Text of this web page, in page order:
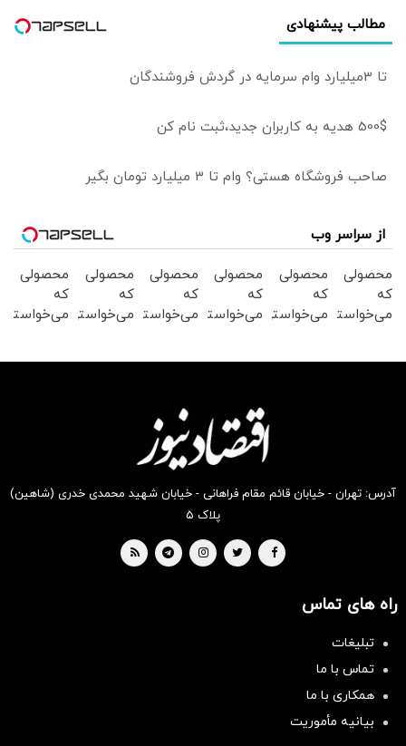
مطالب پیشنهادی
تا 3میلیارد وام سرمایه در گردش فروشندگان
500$ هدیه به کاربران جدید،ثبت نام کن
صاحب فروشگاه هستی؟ وام تا ۳ میلیارد تومان بگیر
از سراسر وب
محصولی
که
می‌خواستی
محصولی
که
می‌خواستی
محصولی
که
می‌خواستی
بخر !
محصولی
که
می‌خواستی
بخر !
محصولی
که
می‌خواستی
محصولی
که
می‌خواستی
آدرس: تهران - خیابان قائم مقام فراهانی - خیابان شهید محمدی خدری (شاهین)
پلاک ۵
راه های تماس
تبلیغات
تماس با ما
همکاری با ما
بیانیه مأموریت